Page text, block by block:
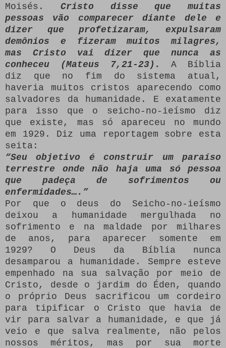
Moisés. Cristo disse que muitas
pessoas vão comparecer diante dele e
dizer que profetizaram, expulsaram
demônios e fizeram muitos milagres,
mas Cristo vai dizer que nunca as
conheceu (Mateus 7,21-23).
A Bíblia
diz que no fim do sistema atual,
haveria muitos cristos aparecendo como
salvadores da humanidade. E exatamente
para isso que o seicho-no-ieísmo diz
que existe, mas só apareceu no mundo
em 1929. Diz uma reportagem sobre esta
seita:
“Seu objetivo é construir um paraíso
terrestre onde não haja uma só pessoa
que padeça de sofrimentos ou
enfermidades….”
Por que o deus do Seicho-no-ieísmo
deixou a humanidade mergulhada no
sofrimento e na maldade por milhares
de anos, para aparecer somente em
1929? O Deus da Bíblia nunca
desamparou a humanidade. Sempre esteve
empenhado na sua salvação por meio de
Cristo, desde o jardim do Éden, quando
o próprio Deus sacrificou um cordeiro
para tipificar o Cristo que havia de
vir para salvar a humanidade, e que já
veio e que salva realmente, não pelos
nossos méritos, mas por sua morte